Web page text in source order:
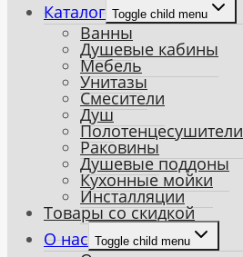
Каталог Toggle child menu
Ванны
Душевые кабины
Мебель
Унитазы
Смесители
Душ
Полотенцесушители
Раковины
Душевые поддоны
Кухонные мойки
Инсталляции
Товары со скидкой
О нас Toggle child menu